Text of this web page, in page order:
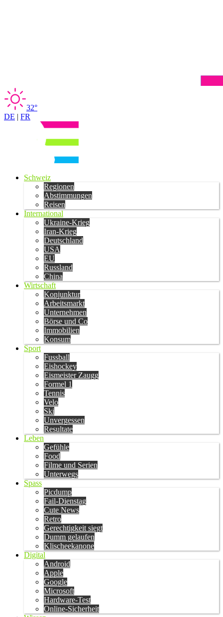
32°
DE | FR
Schweiz
Regionen
Abstimmungen
Reisen
International
Ukraine-Krieg
Iran-Krieg
Deutschland
USA
EU
Russland
China
Wirtschaft
Konjunktur
Arbeitsmarkt
Unternehmen
Börse und Co
Immobilien
Konsum
Sport
Fussball
Eishockey
Eismeister Zaugg
Formel 1
Tennis
Velo
Ski
Unvergessen
Resultate
Leben
Gefühle
Food
Filme und Serien
Unterwegs
Spass
Picdump
Fail-Dienstag
Cute News
Retro
Gerechtigkeit siegt
Dumm gelaufen
Klischeekanone
Digital
Android
Apple
Google
Microsoft
Hardware-Test
Online-Sicherheit